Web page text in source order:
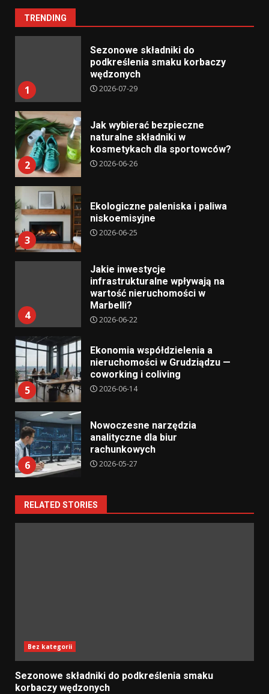
TRENDING
1
Sezonowe składniki do
podkreślenia smaku korbaczy
wędzonych
2026-07-29
2
Jak wybierać bezpieczne
naturalne składniki w
kosmetykach dla sportowców?
2026-06-26
3
Ekologiczne paleniska i paliwa
niskoemisyjne
2026-06-25
4
Jakie inwestycje
infrastrukturalne wpływają na
wartość nieruchomości w
Marbelli?
2026-06-22
5
Ekonomia współdzielenia a
nieruchomości w Grudziądzu —
coworking i coliving
2026-06-14
6
Nowoczesne narzędzia
analityczne dla biur
rachunkowych
2026-05-27
RELATED STORIES
Bez kategorii
Sezonowe składniki do podkreślenia smaku
korbaczy wędzonych